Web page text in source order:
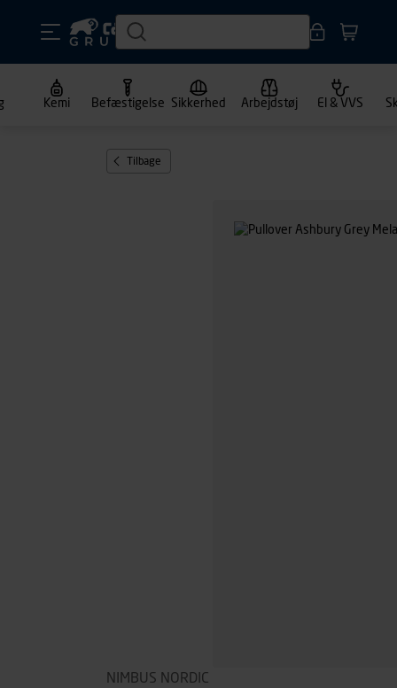
Kemi Befæstigelse Sikkerhed Arbejdstøj El & VVS
Tilbage
NIMBUS NORDIC